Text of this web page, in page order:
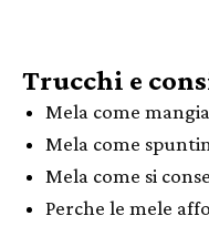
Trucchi e
Mela come
Mela come
Mela come si
Perche le mele